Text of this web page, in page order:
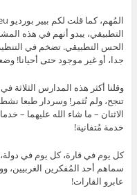
التطبيقي، يبدو أنهم في هذه
الحس التطبيقي. تضخم في
جدا، أو غير موجود حتى أحيانا!
وقلنا أكثر هذه المدارس الثلاثة
تنجح، ولم تُثمر! وسردار طبعا
الاثنان – ما شاء الله عليهما –
خدمة مُتفانية!
كل يوم في قارة، كل يوم في
عابرو القارات!